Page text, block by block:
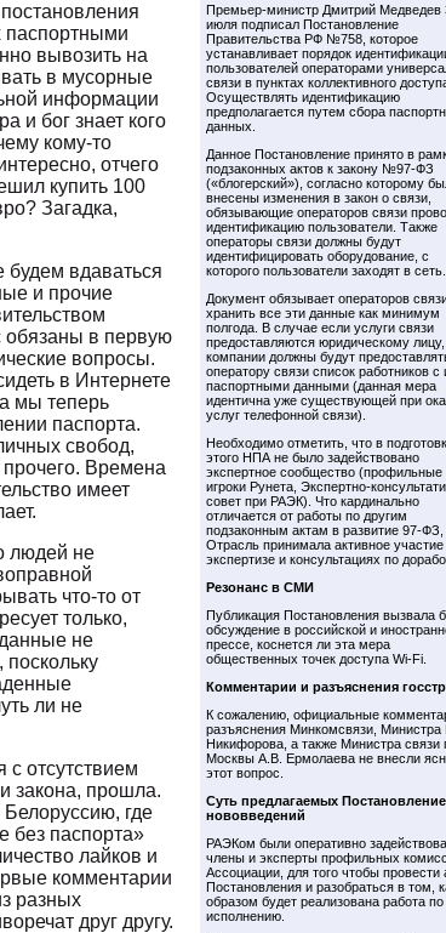
Премьер-министр Дмитрий Медведев
июля подписал Постановление
Правительства РФ №758, которое
устанавливает порядок
пользователей операторами
связи в пунктах коллективного
Осуществлять идентификацию
предполагается путем сбора
данных.
Данное Постановление принято в
подзаконных актов к закону №97-ФЗ
(«блогерский»), согласно которому
внесены изменения в закон о связи,
обязывающие операторов связи
идентификацию пользователи. Также
операторы связи должны будут
идентифицировать оборудование, с
которого пользователи заходят в сеть.
Документ обязывает операторов
хранить все эти данные как минимум
полгода. В случае если услуги связи
предоставляются юридическому лицу,
компании должны будут
оператору связи список работников с
паспортными данными (данная мера
идентична уже существующей при
услуг телефонной связи).
Необходимо отметить, что в
этого НПА не было задействовано
экспертное сообщество (профильные
игроки Рунета, Экспертно-
совет при РАЭК). Что кардинально
отличается от работы по другим
подзаконным актам в развитие 97-ФЗ,
Отрасль принимала активное участие
экспертизе и консультациях по
Резонанс в СМИ
Публикация Постановления вызвала
обсуждение в российской и
прессе, коснется ли эта мера
общественных точек доступа Wi-Fi.
Комментарии и разъяснения
К сожалению, официальные
разъяснения Минкомсвязи, Министра
Никифорова, а также Министра связи
Москвы А.В. Ермолаева не внесли
этот вопрос.
Суть предлагаемых
нововведений
РАЭКом были оперативно
члены и эксперты профильных
Ассоциации, для того чтобы провести
Постановления и разобраться в том,
образом будет реализована работа по
исполнению.
паспортными
вывозить на
в мусорные
информации
и бог знает кого
кому-то
отчего
купить 100
Загадка,
вдаваться
и прочие
обязаны в первую
вопросы.
в Интернете
мы теперь
паспорта.
свобод,
прочего. Времена
имеет
людей не
что-то от
только,
не
ли не
с отсутствием
закона, прошла.
где
без паспорта»
лайков и
комментарии
разных
друг другу.